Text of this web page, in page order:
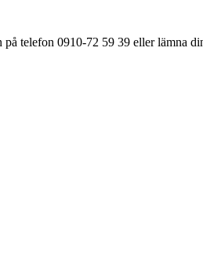
telefon 0910-72 59 39 eller lämna